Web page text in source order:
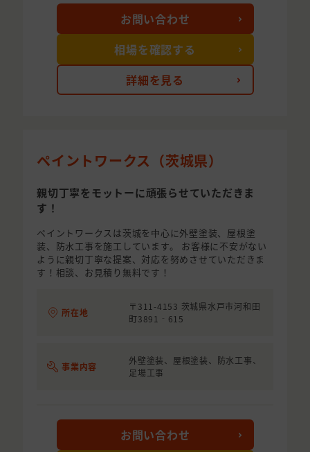
詳細を見る
お問い合わせ
相場を確認する
ペイントワークス（茨城県）
親切丁寧をモットーに頑張らせていただきま
す！
ペイントワークスは茨城を中心に外壁塗装、屋根塗
装、防水工事を施工しています。 お客様に不安がない
ように親切丁寧な提案、対応を努めさせていただきま
す！相談、お見積り無料です！
所在地
〒311-4153 茨城県水戸市河和田
町3891‐615
事業内容
外壁塗装、屋根塗装、防水工事、
足場工事
お問い合わせ